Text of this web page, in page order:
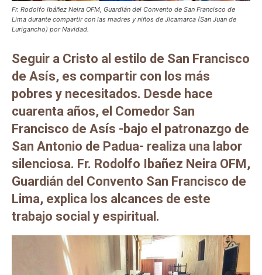
Fr. Rodolfo Ibáñez Neira OFM, Guardián del Convento de San Francisco de
Lima durante compartir con las madres y niños de Jicamarca (San Juan de
Lurigancho) por Navidad.
Seguir a Cristo al estilo de San Francisco
de Asís, es compartir con los más
pobres y necesitados. Desde hace
cuarenta años, el Comedor San
Francisco de Asís -bajo el patronazgo de
San Antonio de Padua- realiza una labor
silenciosa. Fr. Rodolfo Ibañez Neira OFM,
Guardián del Convento San Francisco de
Lima, explica los alcances de este
trabajo social y espiritual.